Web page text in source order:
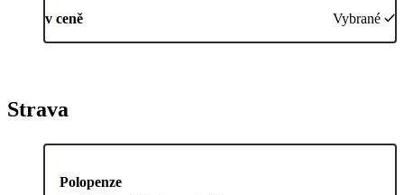
v ceně Vybrané
Strava
Polopenze